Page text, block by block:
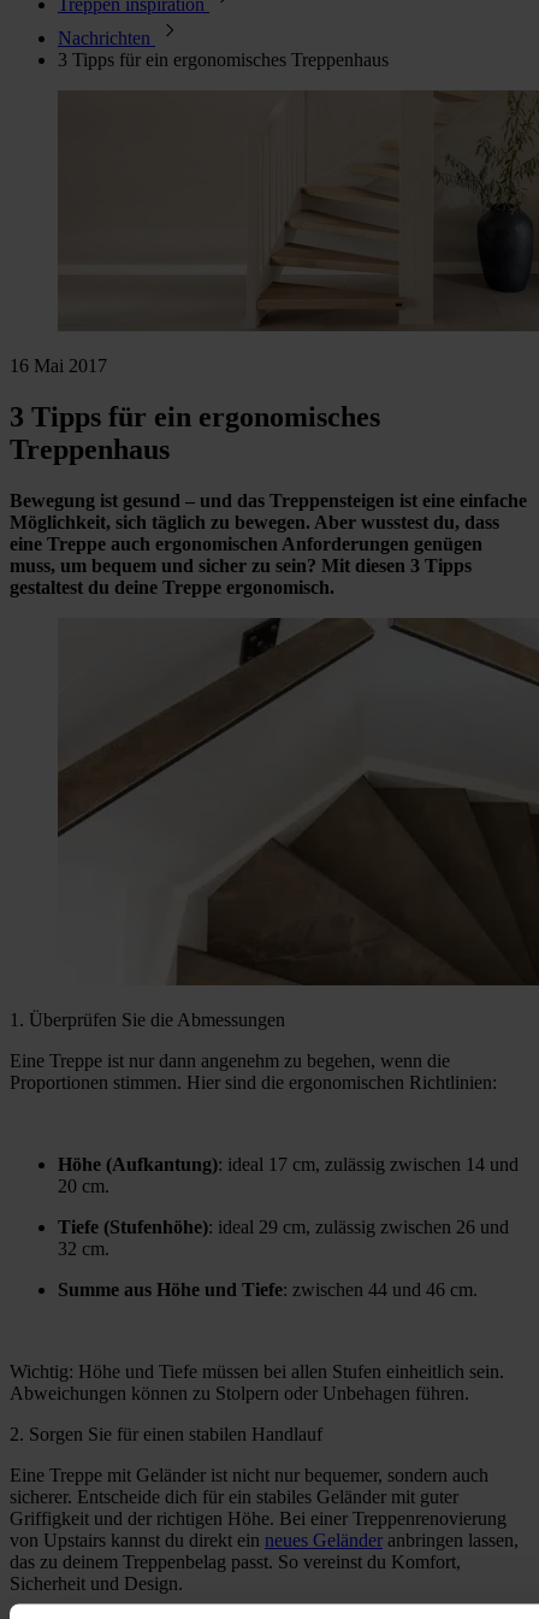
Treppen inspiration
Nachrichten
3 Tipps für ein ergonomisches Treppenhaus
16 Mai 2017
3 Tipps für ein ergonomisches
Treppenhaus
Bewegung ist gesund – und das Treppensteigen ist eine einfache
Möglichkeit, sich täglich zu bewegen. Aber wusstest du, dass
eine Treppe auch ergonomischen Anforderungen genügen
muss, um bequem und sicher zu sein? Mit diesen 3 Tipps
gestaltest du deine Treppe ergonomisch.
1. Überprüfen Sie die Abmessungen
Eine Treppe ist nur dann angenehm zu begehen, wenn die
Proportionen stimmen. Hier sind die ergonomischen Richtlinien:
Höhe (Aufkantung): ideal 17 cm, zulässig zwischen 14 und
20 cm.
Tiefe (Stufenhöhe): ideal 29 cm, zulässig zwischen 26 und
32 cm.
Summe aus Höhe und Tiefe: zwischen 44 und 46 cm.
Wichtig: Höhe und Tiefe müssen bei allen Stufen einheitlich sein.
Abweichungen können zu Stolpern oder Unbehagen führen.
2. Sorgen Sie für einen stabilen Handlauf
Eine Treppe mit Geländer ist nicht nur bequemer, sondern auch
sicherer. Entscheide dich für ein stabiles Geländer mit guter
Griffigkeit und der richtigen Höhe. Bei einer Treppenrenovierung
von Upstairs kannst du direkt ein neues Geländer anbringen lassen,
das zu deinem Treppenbelag passt. So vereinst du Komfort,
Sicherheit und Design.